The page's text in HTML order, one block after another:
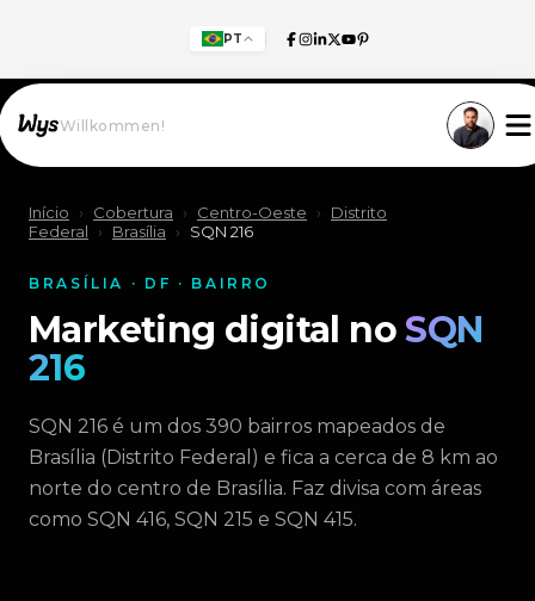
PT
Willkommen!
Início › Cobertura › Centro-Oeste ›
Distrito
Federal
› Brasília › SQN 216
BRASÍLIA · DF · BAIRRO
Marketing digital noSQN
216
SQN 216 é um dos 390 bairros mapeados de
Brasília (Distrito Federal) e fica a cerca de 8 km ao
norte do centro de Brasília. Faz divisa com áreas
como SQN 416, SQN 215 e SQN 415.